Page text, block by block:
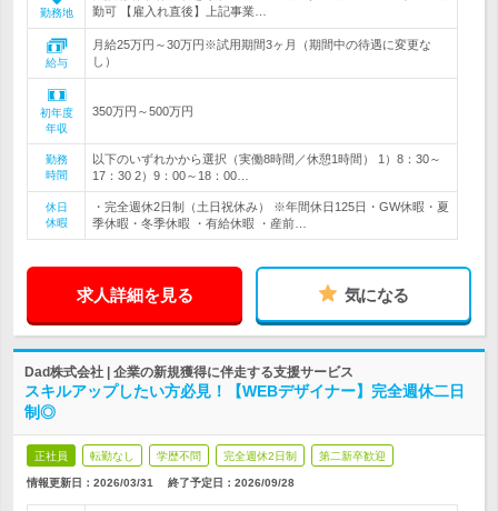
勤務地
勤可 【雇入れ直後】上記事業…
給与
月給25万円～30万円※試用期間3ヶ月（期間中の待遇に変更な
し）
初年度
年収
350万円～500万円
勤務
時間
以下のいずれかから選択（実働8時間／休憩1時間） 1）8：30～
17：30 2）9：00～18：00…
休日
休暇
・完全週休2日制（土日祝休み） ※年間休日125日・GW休暇・夏
季休暇・冬季休暇 ・有給休暇 ・産前…
求人詳細を見る 気になる
Dad株式会社 | 企業の新規獲得に伴走する支援サービス
スキルアップしたい方必見！【WEBデザイナー】完全週休二日
制◎
正社員 転勤なし 学歴不問 完全週休2日制 第二新卒歓迎
情報更新日：2026/03/31 終了予定日： 2026/09/28